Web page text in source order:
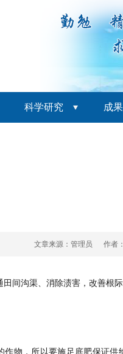
科学研究 成
文章来源：管理员 作者
间沟渠、消除渍害，改善根
，所以要施足底肥保证供